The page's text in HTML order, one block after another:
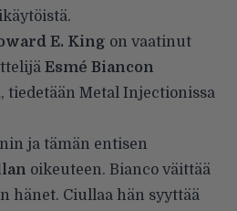
E. King on vaatinut
Esmé Biancon
tiedetään Metal Injectionissa
ja tämän entisen
oikeuteen. Bianco väittää
hänet. Ciullaa hän syyttää